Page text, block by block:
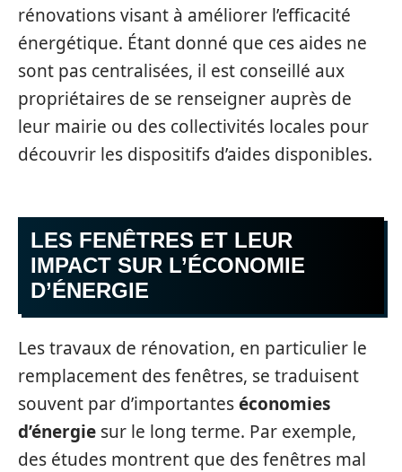
rénovations visant à améliorer l’efficacité
énergétique. Étant donné que ces aides ne
sont pas centralisées, il est conseillé aux
propriétaires de se renseigner auprès de
leur mairie ou des collectivités locales pour
découvrir les dispositifs d’aides disponibles.
LES FENÊTRES ET LEUR
IMPACT SUR L’ÉCONOMIE
D’ÉNERGIE
Les travaux de rénovation, en particulier le
remplacement des fenêtres, se traduisent
souvent par d’importanteséconomies
d’énergie sur le long terme. Par exemple,
des études montrent que des fenêtres mal